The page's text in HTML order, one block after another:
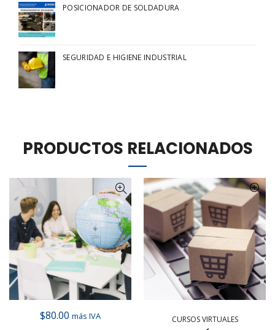
POSICIONADOR DE SOLDADURA
SEGURIDAD E HIGIENE INDUSTRIAL
PRODUCTOS RELACIONADOS
$80.00 más IVA CURSOS VIRTUALES